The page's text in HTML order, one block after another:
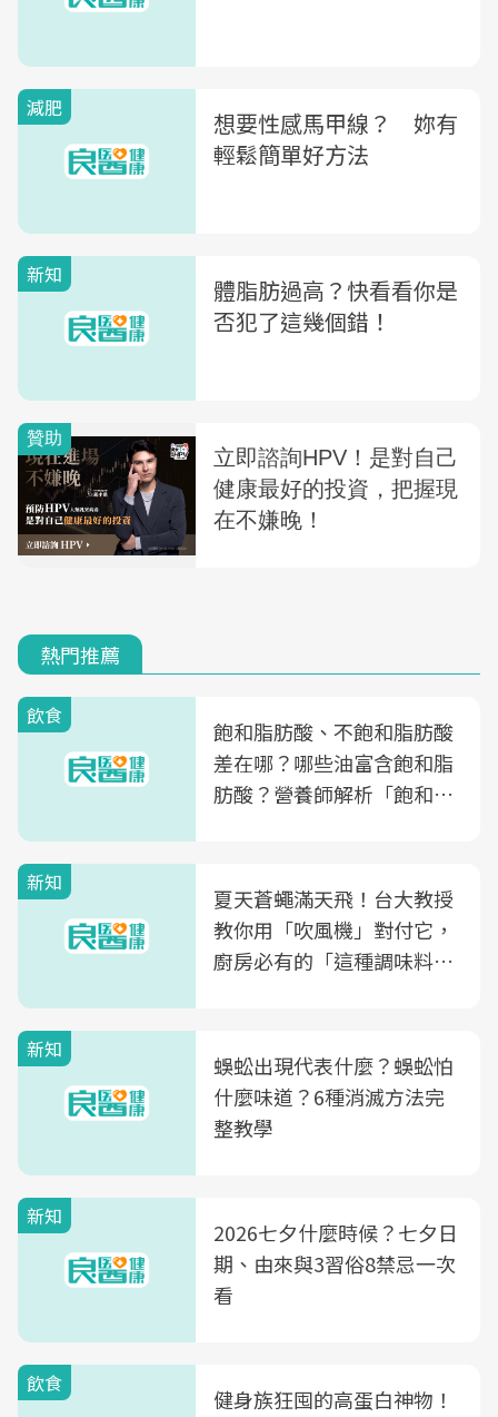
減肥
想要性感馬甲線？ 妳有
輕鬆簡單好方法
新知
體脂肪過高？快看看你是
否犯了這幾個錯！
熱門推薦
飲食
飽和脂肪酸、不飽和脂肪酸
差在哪？哪些油富含飽和脂
肪酸？營養師解析「飽和脂
新知
夏天蒼蠅滿天飛！台大教授
教你用「吹風機」對付它，
廚房必有的「這種調味料」
新知
蜈蚣出現代表什麼？蜈蚣怕
什麼味道？6種消滅方法完
整教學
新知
2026七夕什麼時候？七夕日
期、由來與3習俗8禁忌一次
看
飲食
健身族狂囤的高蛋白神物！